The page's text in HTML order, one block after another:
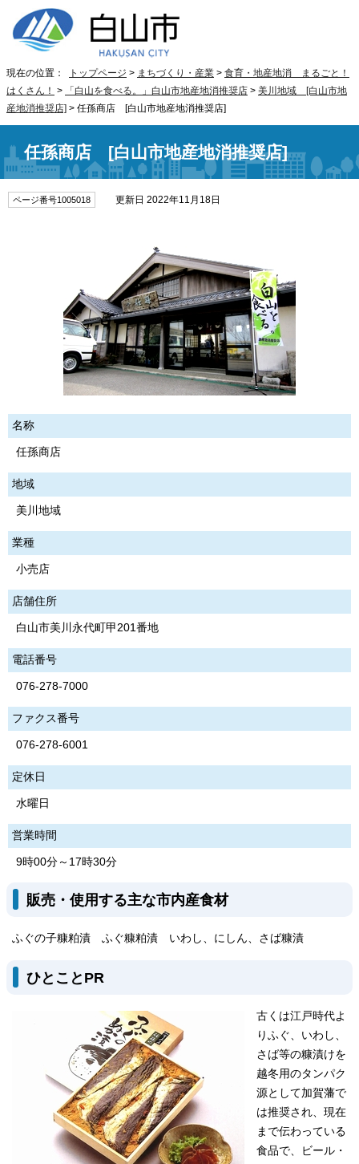
現在の位置： トップページ > まちづくり・産業 > 食育・地産地消 まるごと！
はくさん！ > 「白山を食べる。」白山市地産地消推奨店 > 美川地域 [白山市地
産地消推奨店] > 任孫商店 [白山市地産地消推奨店]
任孫商店 [白山市地産地消推奨店]
ページ番号1005018 更新日 2022年11月18日
名称
任孫商店
地域
美川地域
業種
小売店
店舗住所
白山市美川永代町甲201番地
電話番号
076-278-7000
ファクス番号
076-278-6001
定休日
水曜日
営業時間
9時00分～17時30分
販売・使用する主な市内産食材
ふぐの子糠粕漬 ふぐ糠粕漬 いわし、にしん、さば糠漬
ひとことPR
古くは江戸時代よ
りふぐ、いわし、
さば等の糠漬けを
越冬用のタンパク
源として加賀藩で
は推奨され、現在
まで伝わっている
食品で、ビール・